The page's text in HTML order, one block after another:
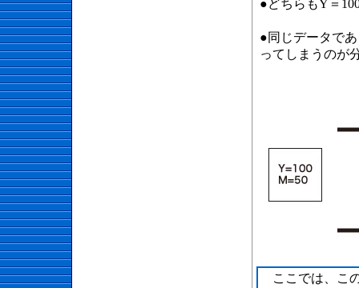
●どちらもY＝
●同じデータで
ってしまうのが
ここでは、こ